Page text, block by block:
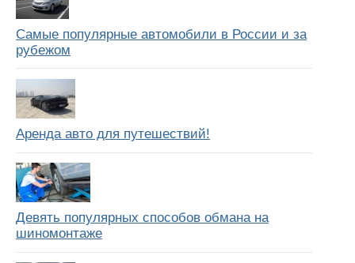
Самые популярные автомобили в России и за
рубежом
Аренда авто для путешествий!
Девять популярных способов обмана на
шиномонтаже